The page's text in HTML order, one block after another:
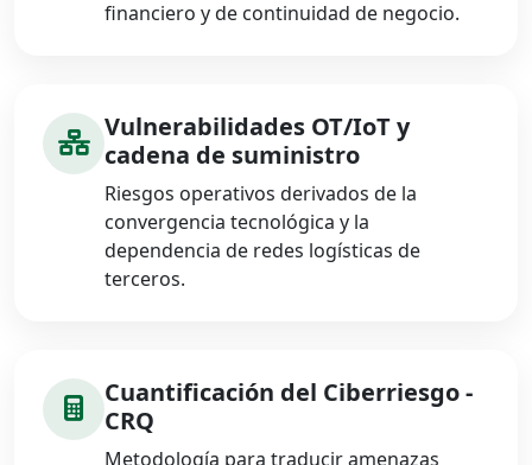
financiero y de continuidad de negocio.
Vulnerabilidades OT/IoT y
cadena de suministro
Riesgos operativos derivados de la
convergencia tecnológica y la
dependencia de redes logísticas de
terceros.
Cuantificación del Ciberriesgo -
CRQ
Metodología para traducir amenazas